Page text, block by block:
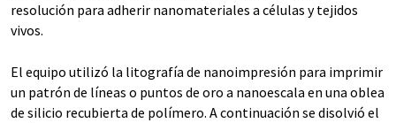
resolución para adherir nanomateriales a células y tejidos
vivos.
El equipo utilizó la litografía de nanoimpresión para imprimir
un patrón de líneas o puntos de oro a nanoescala en una oblea
de silicio recubierta de polímero. A continuación se disolvió el